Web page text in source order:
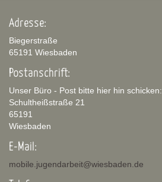
Adresse:
Biegerstraße
65191 Wiesbaden
Postanschrift:
Unser Büro - Post bitte hier hin schicken:
Schultheißstraße 21
65191
Wiesbaden
E-Mail:
mobile.jugendarbeit@wiesbaden.de